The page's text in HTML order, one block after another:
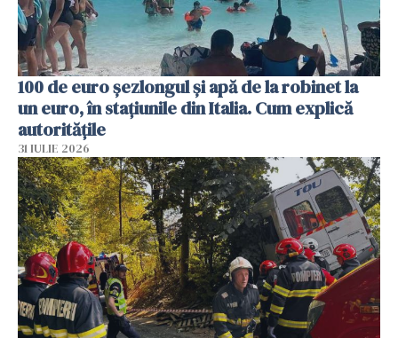
100 de euro șezlongul și apă de la robinet la
un euro, în stațiunile din Italia. Cum explică
autoritățile
31 IULIE 2026